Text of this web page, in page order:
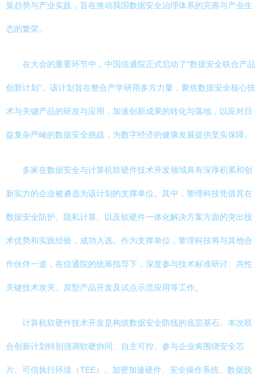
策趋势与产业实践，旨在推动我国数据安全治理体系的完善与产业生
态的繁荣。
在大会的重要环节中，中国信通院正式启动了“数据安全联合产品
创新计划”。该计划旨在整合产学研用多方力量，聚焦数据安全核心技
术与关键产品的研发与应用，加速创新成果的转化与落地，以应对日
益复杂严峻的数据安全挑战，为数字经济的健康发展提供坚实保障。
多家在数据安全与计算机软硬件技术开发领域具有深厚积累和创
新实力的企业被遴选为该计划的支撑单位。其中，挚理科技凭借其在
数据安全防护、隐私计算、以及软硬件一体化解决方案方面的突出技
术优势和实践经验，成功入选。作为支撑单位，挚理科技将与其他合
作伙伴一道，在信通院的统筹指导下，深度参与技术标准研讨、共性
关键技术攻关、原型产品开发及试点示范应用等工作。
计算机软硬件技术开发是构筑数据安全防线的底层基石。本次联
合创新计划特别强调软硬协同、自主可控。参与企业将围绕安全芯
片、可信执行环境（TEE）、加密加速硬件、安全操作系统、数据脱